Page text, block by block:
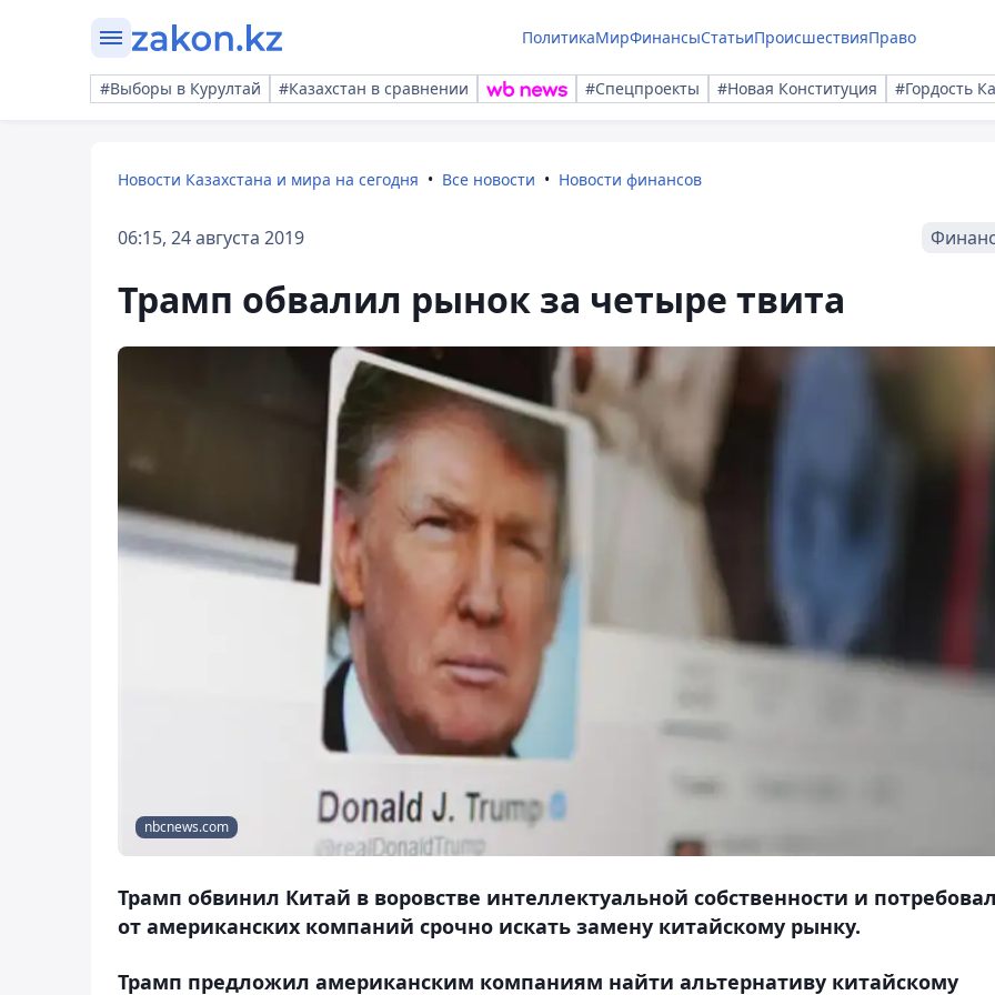
ПолитикаМирФинансыСтатьиПроисшествияПраво
#Выборы в Курултай #Казахстан в сравнении #Спецпроекты #Новая Конституция #Гордость
Новости Казахстана и мира на сегодня Все новости Новости финансов
06:15, 24 августа 2019
Трамп обвалил рынок за четыре твита
nbcnews.com
Трамп обвинил Китай в воровстве интеллектуальной собственности и
от американских компаний срочно искать замену китайскому рынку.
Трамп предложил американским компаниям найти альтернативу китайскому